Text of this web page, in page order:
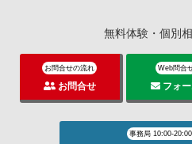
無料体験・個別
お問合せの流れ
お問合せ
Web問合
フォ
事務局 10:00-